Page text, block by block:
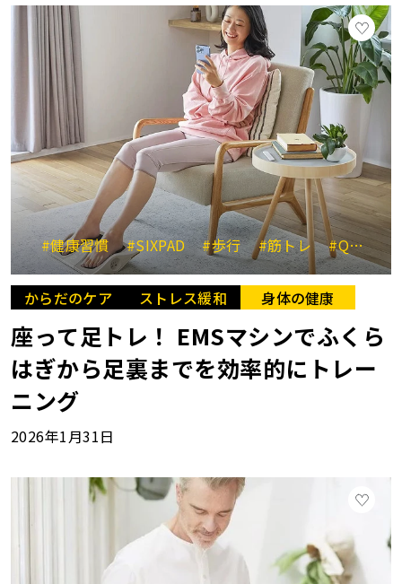
#健康習慣 #SIXPAD #歩行 #筋トレ #QOLの向上
からだのケア ストレス緩和 身体の健康
座って足トレ！ EMSマシンでふくら
はぎから足裏までを効率的にトレー
ニング
2026年1月31日